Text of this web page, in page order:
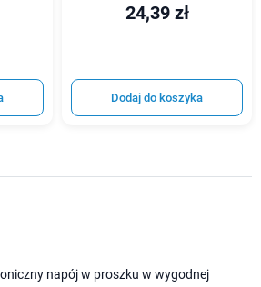
24,39 zł
Dodaj do koszyka
napój w proszku w wygodnej